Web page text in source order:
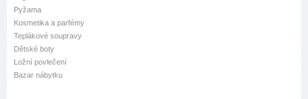
Pyžama
Kosmetika a parfémy
Teplákové soupravy
Dětské boty
Ložní povlečení
Bazar nábytku